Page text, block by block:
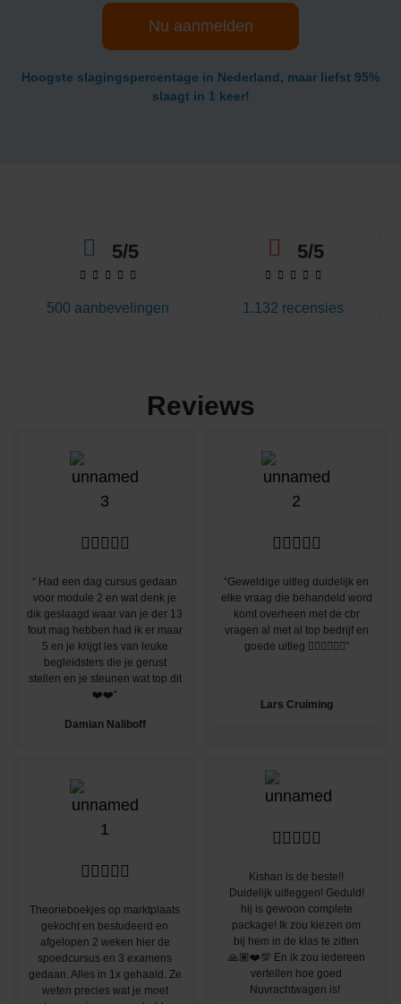
Nu aanmelden
Hoogste slagingspercentage in Nederland, maar liefst 95%
slaagt in 1 keer!
5/5
    
500 aanbevelingen
5/5
    
1.132 recensies
Reviews
    
“ Had een dag cursus gedaan
voor module 2 en wat denk je
dik geslaagd waar van je der 13
fout mag hebben had ik er maar
5 en je krijgt les van leuke
begleidsters die je gerust
stellen en je steunen wat top dit
❤️❤️“
Damian Naliboff
    
“Geweldige uitleg duidelijk en
elke vraag die behandeld word
komt overheen met de cbr
vragen al met al top bedrijf en
goede uitleg 👌🏽👌🏽👌🏽”
Lars Cruiming
    
Theorieboekjes op marktplaats
gekocht en bestudeerd en
afgelopen 2 weken hier de
spoedcursus en 3 examens
gedaan. Alles in 1x gehaald. Ze
weten precies wat je moet
    
Kishan is de beste!!
Duidelijk uitleggen! Geduld!
hij is gewoon complete
package! Ik zou kiezen om
bij hem in de klas te zitten
🙏🏽❤️💯 En ik zou iedereen
vertellen hoe goed
Nuvrachtwagen is!